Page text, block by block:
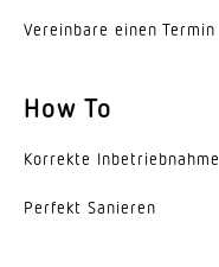
Vereinbare einen Termin
How To
Korrekte Inbe­trieb­nahme
Perfekt Sanieren